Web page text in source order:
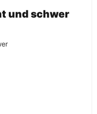
und schwer